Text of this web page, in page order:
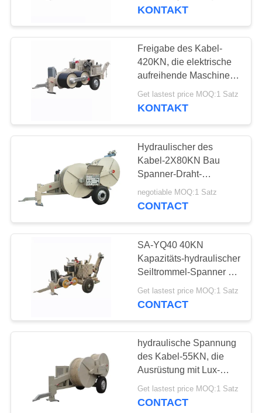
Gegendrehdrahtseil
Lichtwellenleiter-
Werkzeuge
10
Hydraulische
Abziehvorrichtungs-
Spanner
25
Ausrüstung 30 Tonne
KONTAKT
Freigabe des Kabel-
420KN, die elektrische
aufreihende Maschinen-
hydraulische Kabel-
Abziehvorrichtung zieht
Get lastest price MOQ:1 Satz
KONTAKT
Hydraulischer des
Kabel-2X80KN Bau
Spanner-Draht-
Spannungs-des Gerät-
1000KV
negotiable MOQ:1 Satz
CONTACT
SA-YQ40 40KN
Kapazitäts-hydraulischer
Seiltrommel-Spanner mit
der 5 Nut-Hochleistung
Get lastest price MOQ:1 Satz
CONTACT
hydraulische Spannung
des Kabel-55KN, die
Ausrüstung mit Lux-
Nylon Bullwheel aufreiht
Get lastest price MOQ:1 Satz
CONTACT